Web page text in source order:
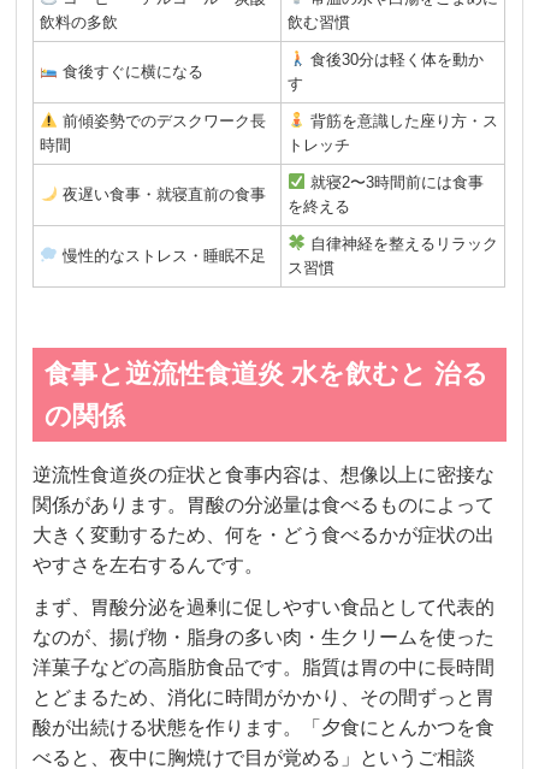
飲料の多飲
飲む習慣
食後すぐに横になる
食後30分は軽く体を動か
す
前傾姿勢でのデスクワーク長
時間
背筋を意識した座り方・ス
トレッチ
夜遅い食事・就寝直前の食事
就寝2〜3時間前には食事
を終える
慢性的なストレス・睡眠不足
自律神経を整えるリラック
ス習慣
食事と逆流性食道炎 水を飲むと 治る
の関係
逆流性食道炎の症状と食事内容は、想像以上に密接な
関係があります。胃酸の分泌量は食べるものによって
大きく変動するため、何を・どう食べるかが症状の出
やすさを左右するんです。
まず、胃酸分泌を過剰に促しやすい食品として代表的
なのが、揚げ物・脂身の多い肉・生クリームを使った
洋菓子などの高脂肪食品です。脂質は胃の中に長時間
とどまるため、消化に時間がかかり、その間ずっと胃
酸が出続ける状態を作ります。「夕食にとんかつを食
べると、夜中に胸焼けで目が覚める」というご相談